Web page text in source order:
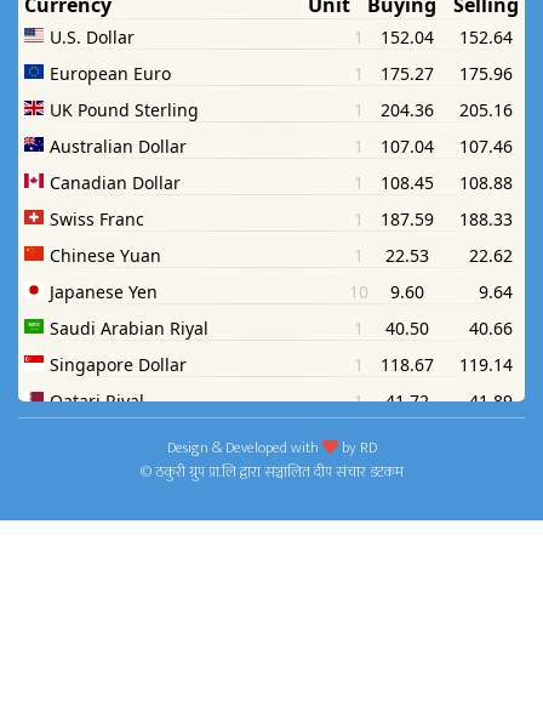
Design & Developed with byRD
© ठकुरी ग्रुप प्रा.लि द्वारा सञ्चालित दीप संचार डटकम